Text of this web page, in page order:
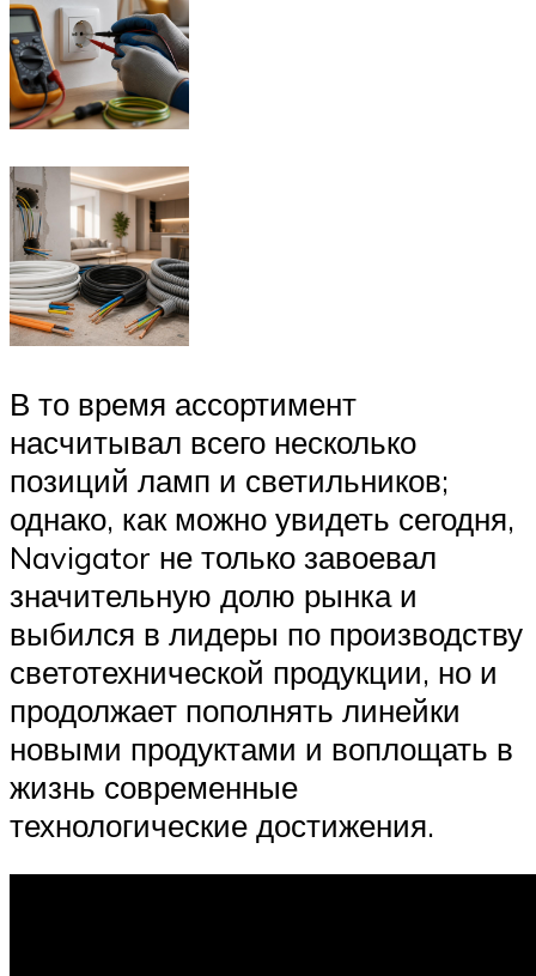
В то время ассортимент
насчитывал всего несколько
позиций ламп и светильников;
однако, как можно увидеть сегодня,
Navigator не только завоевал
значительную долю рынка и
выбился в лидеры по производству
светотехнической продукции, но и
продолжает пополнять линейки
новыми продуктами и воплощать в
жизнь современные
технологические достижения.